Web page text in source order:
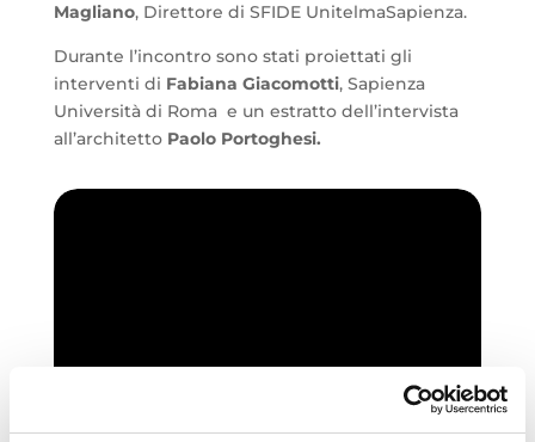
Magliano, Direttore di SFIDE UnitelmaSapienza.
Durante l’incontro sono stati proiettati gli
interventi di Fabiana Giacomotti, Sapienza
Università di Roma e un estratto dell’intervista
all’architetto Paolo Portoghesi.